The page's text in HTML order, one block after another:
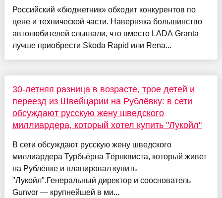
Российский «бюджетник» обходит конкурентов по
цене и технической части. Наверняка большинство
автолюбителей слышали, что вместо LADA Granta
лучше приобрести Skoda Rapid или Rena...
30-летняя разница в возрасте, трое детей и
переезд из Швейцарии на Рублёвку: в сети
обсуждают русскую жену шведского
миллиардера, который хотел купить "Лукойл"
В сети обсуждают русскую жену шведского
миллиардера Турбьёрна Тёрнквиста, который живет
на Рублёвке и планировал купить
"Лукойл".Генеральный директор и сооснователь
Gunvor — крупнейшей в ми...